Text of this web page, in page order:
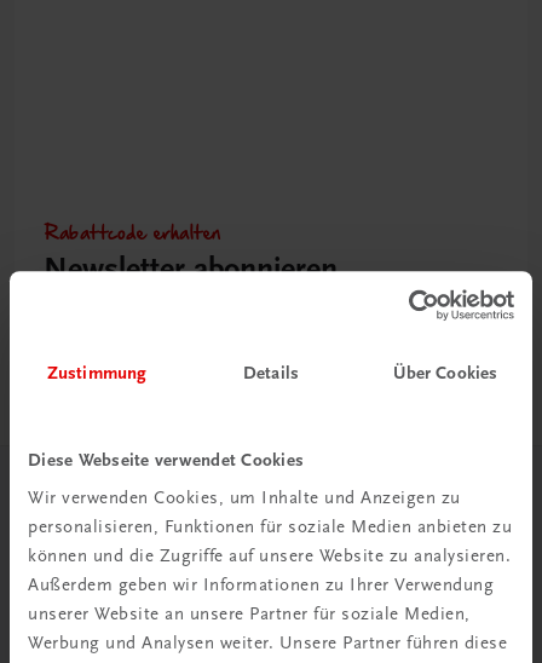
Zustimmung Details Über Cookies
Diese Webseite verwendet Cookies
Wir verwenden Cookies, um Inhalte und Anzeigen zu
personalisieren, Funktionen für soziale Medien anbieten zu
können und die Zugriffe auf unsere Website zu analysieren.
Außerdem geben wir Informationen zu Ihrer Verwendung
unserer Website an unsere Partner für soziale Medien,
Werbung und Analysen weiter. Unsere Partner führen diese
Rabattcode erhalten
Newsletter abonnieren
Herzlich willkommen bei TRAUNER!